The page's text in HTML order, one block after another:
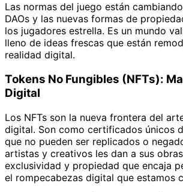
Las normas del juego están
DAOs y las nuevas formas de
los jugadores estrella. Es un mundo
lleno de ideas frescas que están
realidad digital.
Tokens No Fungibles (NFTs):
Digital
Los NFTs son la nueva frontera del
digital. Son como certificados únicos
que no pueden ser replicados o
artistas y creativos les dan a sus
exclusividad y propiedad que encaja
el rompecabezas digital que estamos